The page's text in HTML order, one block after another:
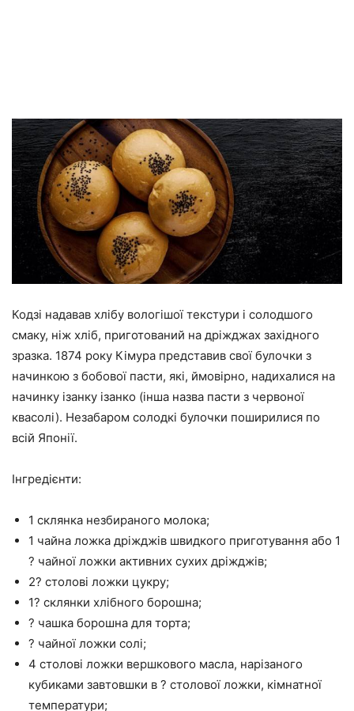
Кодзі надавав хлібу вологішої текстури і солодшого
смаку, ніж хліб, приготований на дріжджах західного
зразка. 1874 року Кімура представив свої булочки з
начинкою з бобової пасти, які, ймовірно, надихалися на
начинку ізанку ізанко (інша назва пасти з червоної
квасолі). Незабаром солодкі булочки поширилися по
всій Японії.
Інгредієнти:
1 склянка незбираного молока;
1 чайна ложка дріжджів швидкого приготування або 1
? чайної ложки активних сухих дріжджів;
2? столові ложки цукру;
1? склянки хлібного борошна;
? чашка борошна для торта;
? чайної ложки солі;
4 столові ложки вершкового масла, нарізаного
кубиками завтовшки в ? столової ложки, кімнатної
температури;